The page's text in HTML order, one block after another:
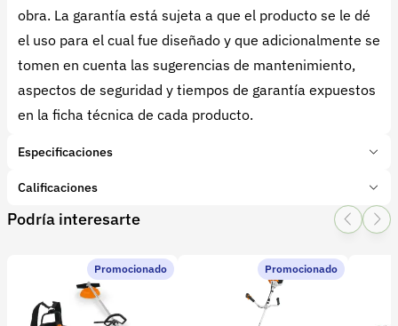
obra. La garantía está sujeta a que el producto se le dé
el uso para el cual fue diseñado y que adicionalmente se
tomen en cuenta las sugerencias de mantenimiento,
aspectos de seguridad y tiempos de garantía expuestos
en la ficha técnica de cada producto.
Especificaciones
Marca:
BELLOTA
Tipo de producto:Insumo
Subcategoría:Guadañadoras
Características adicionales
Calificaciones
1 Star
2 Star
3 Star4 Star
0 calificaciones
Podría interesarte
Promocionado Promocionado